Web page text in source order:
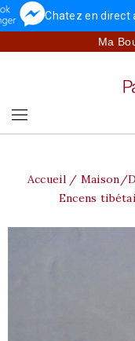
Chatez en direct
Ma
Accueil Maison/
Encens